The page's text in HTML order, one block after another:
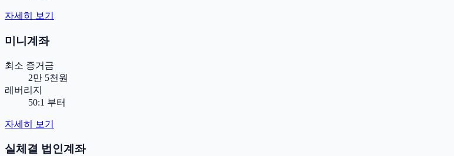
자세히 보기
미니계좌
최소 증거금
2만 5천원
레버리지
50:1 부터
자세히 보기
실체결 법인계좌